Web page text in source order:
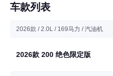
车款列表
2026款 / 2.0L / 169马力 / 汽油机
2026款 200 绝色限定版